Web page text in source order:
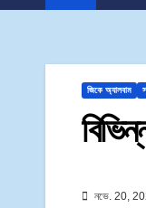
জিকে অ্যালবাম
নভে. 20,